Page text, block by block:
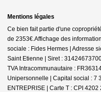
Mentions légales
Ce bien fait partie d'une
de 2353€.Affichage des
sociale : Fides Hermes | Adresse
Saint Etienne | Siret :
TVA Intracommunautaire :
Unipersonnelle | Capital social : 7
ENTREPRISE | Carte T : CPI